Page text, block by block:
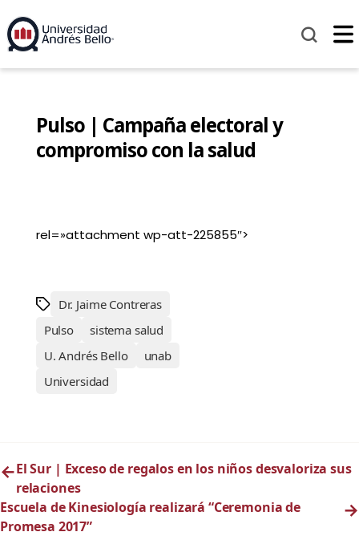
Pulso | Campaña electoral y
compromiso con la salud
rel=»attachment wp-att-225855″>
Dr. Jaime Contreras
Pulso
sistema salud
U. Andrés Bello
unab
Universidad
←El Sur | Exceso de regalos en los niños desvaloriza sus
relaciones
Escuela de Kinesiología realizará “Ceremonia de
Promesa 2017”
→